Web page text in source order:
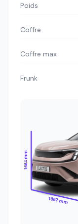
Poids
Coffre
Coffre max
Frunk
1664 mm
1867 mm